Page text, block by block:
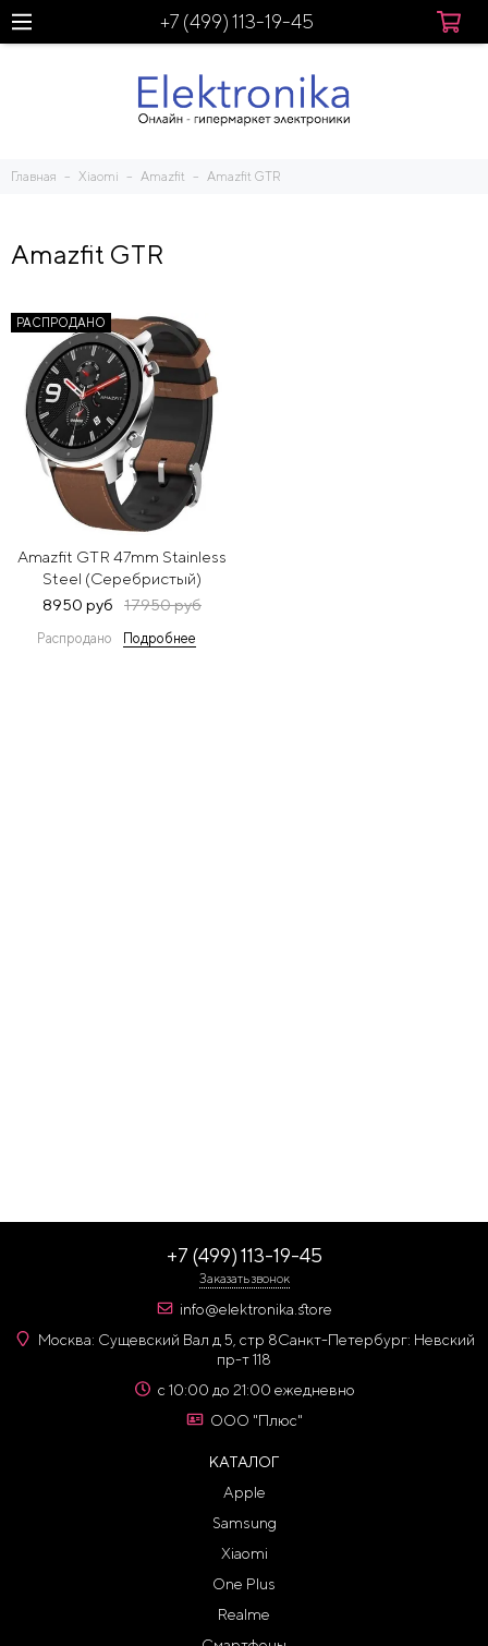
+7 (499) 113-19-45
Главная Xiaomi Amazfit Amazfit GTR
Amazfit GTR
РАСПРОДАНО
Amazfit GTR 47mm Stainless
Steel (Серебристый)
8950 руб
17950 руб
Распродано Подробнее
+7 (499) 113-19-45
Заказать звонок
info@elektronika.store
Москва: Сущевский Вал д 5, стр 8Санкт-Петербург: Невский
пр-т 118
с 10:00 до 21:00 ежедневно
ООО "Плюс"
КАТАЛОГ
Apple
Samsung
Xiaomi
One Plus
Realme